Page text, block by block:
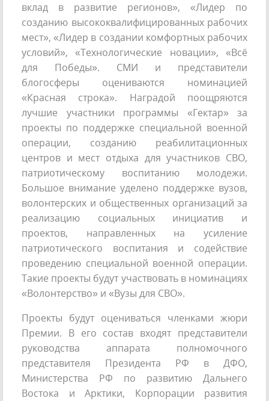
вклад в развитие регионов», «Лидер по
созданию высококвалифицированных рабочих
мест», «Лидер в создании комфортных рабочих
условий», «Технологические новации», «Всё
для Победы». СМИ и представители
блогосферы оцениваются номинацией
«Красная строка». Наградой поощряются
лучшие участники программы «Гектар» за
проекты по поддержке специальной военной
операции, созданию реабилитационных
центров и мест отдыха для участников СВО,
патриотическому воспитанию молодежи.
Большое внимание уделено поддержке вузов,
волонтерских и общественных организаций за
реализацию социальных инициатив и
проектов, направленных на усиление
патриотического воспитания и содействие
проведению специальной военной операции.
Такие проекты будут участвовать в номинациях
«Волонтерство» и «Вузы для СВО».
Проекты будут оцениваться членками жюри
Премии. В его состав входят представители
руководства аппарата полномочного
представителя Президента РФ в ДФО,
Министерства РФ по развитию Дальнего
Востока и Арктики, Корпорации развития